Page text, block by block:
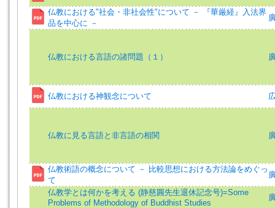
仏教における"社会・非社会性"について － 『華厳経』入法界
品を中心に －
仏教における言語の諸問題（１）
仏教における神観念について
仏教に見る言語と非言語の相関
仏教術語の概念について － 比較思想における方法論をめぐっ
て
仏教学とは何かを考える (静慈圓先生退休記念号)=Some
Problems of Methodology of Buddhist Studies